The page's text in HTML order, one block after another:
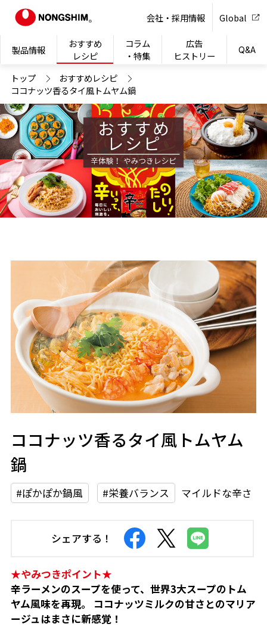
製品情報
おすすめ
レシピ
コラム
・特集
広告
ヒストリー
Q&A
会社・採用情報 Global
トップ
おすすめレシピ
ココナッツ香るタイ風トムヤム鍋
ココナッツ香るタイ風トムヤム
鍋
#ぽかぽか鍋風 #栄養バランス マイルドな辛さ
シェアする！
★やみつきポイント★
辛ラーメンのスープを使って、世界3大スープのトム
ヤム風味を再現。 ココナッツミルクの甘さとのマリア
ージュはまさに新感覚！